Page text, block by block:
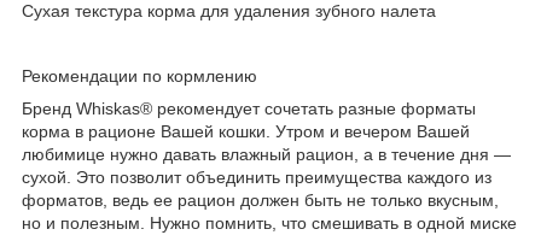
Сухая текстура корма для удаления зубного налета
Рекомендации по кормлению
Бренд Whiskas® рекомендует сочетать разные форматы
корма в рационе Вашей кошки. Утром и вечером Вашей
любимице нужно давать влажный рацион, а в течение дня —
сухой. Это позволит объединить преимущества каждого из
форматов, ведь ее рацион должен быть не только вкусным,
но и полезным. Нужно помнить, что смешивать в одной миске